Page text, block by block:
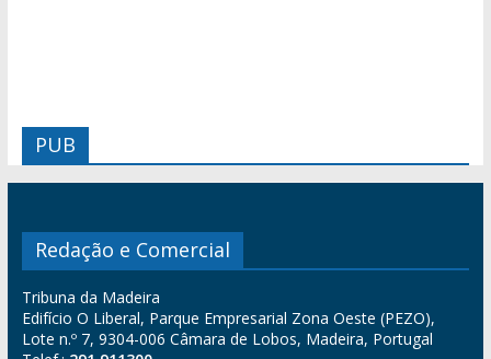
PUB
Redação e Comercial
Tribuna da Madeira
Edifício O Liberal, Parque Empresarial Zona Oeste (PEZO),
Lote n.º 7, 9304-006 Câmara de Lobos, Madeira, Portugal